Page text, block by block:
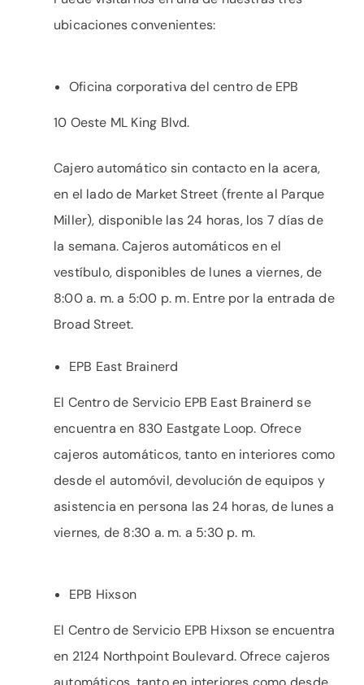
ubicaciones convenientes:
Oficina corporativa del centro de EPB
10 Oeste ML King Blvd.
Cajero automático sin contacto en la acera,
en el lado de Market Street (frente al Parque
Miller), disponible las 24 horas, los 7 días de
la semana. Cajeros automáticos en el
vestíbulo, disponibles de lunes a viernes, de
8:00 a. m. a 5:00 p. m. Entre por la entrada de
Broad Street.
EPB East Brainerd
El Centro de Servicio EPB East Brainerd se
encuentra en 830 Eastgate Loop. Ofrece
cajeros automáticos, tanto en interiores como
desde el automóvil, devolución de equipos y
asistencia en persona las 24 horas, de lunes a
viernes, de 8:30 a. m. a 5:30 p. m.
EPB Hixson
El Centro de Servicio EPB Hixson se encuentra
en 2124 Northpoint Boulevard. Ofrece cajeros